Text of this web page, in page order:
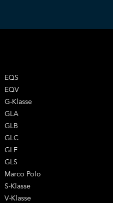
EQS
EQV
G-Klasse
GLA
GLB
GLC
GLE
GLS
Marco Polo
S-Klasse
V-Klasse